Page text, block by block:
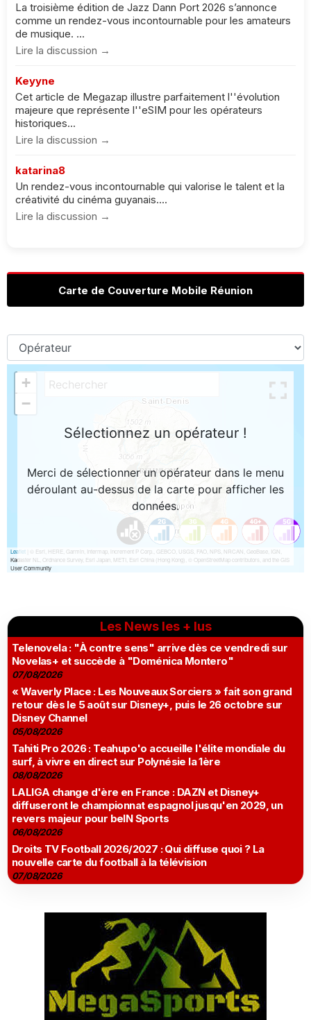
La troisième édition de Jazz Dann Port 2026 s’annonce
comme un rendez-vous incontournable pour les amateurs
de musique. ...
Lire la discussion →
Keyyne
Cet article de Megazap illustre parfaitement l''évolution
majeure que représente l''eSIM pour les opérateurs
historiques...
Lire la discussion →
katarina8
Un rendez-vous incontournable qui valorise le talent et la
créativité du cinéma guyanais....
Lire la discussion →
Carte de Couverture Mobile Réunion
Les News les + lus
Telenovela : "À contre sens" arrive dès ce vendredi sur
Novelas+ et succède à "Doménica Montero"
07/08/2026
« Waverly Place : Les Nouveaux Sorciers » fait son grand
retour dès le 5 août sur Disney+, puis le 26 octobre sur
Disney Channel
05/08/2026
Tahiti Pro 2026 : Teahupo'o accueille l'élite mondiale du
surf, à vivre en direct sur Polynésie la 1ère
08/08/2026
LALIGA change d'ère en France : DAZN et Disney+
diffuseront le championnat espagnol jusqu'en 2029, un
revers majeur pour beIN Sports
06/08/2026
Droits TV Football 2026/2027 : Qui diffuse quoi ? La
nouvelle carte du football à la télévision
07/08/2026